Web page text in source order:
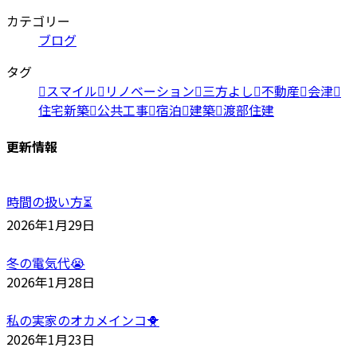
カテゴリー
ブログ
タグ
スマイル リノベーション 三方よし 不動産 会津
住宅新築 公共工事 宿泊 建築 渡部住建
更新情報
時間の扱い方⏳
2026年1月29日
冬の電気代😭
2026年1月28日
私の実家のオカメインコ🐥
2026年1月23日